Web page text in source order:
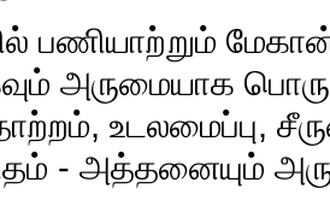
மேகான்
அருமையாக
உடலமைப்பு,
- அத்தனையும்